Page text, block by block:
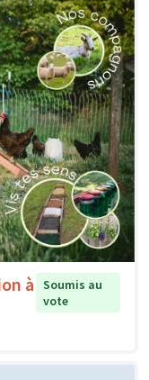
à
Soumis au
vote